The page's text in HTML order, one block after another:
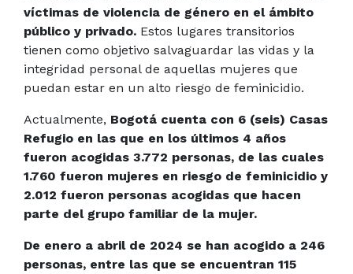
víctimas de violencia de género en el ámbito
público y privado. Estos lugares transitorios
tienen como objetivo salvaguardar las vidas y la
integridad personal de aquellas mujeres que
puedan estar en un alto riesgo de feminicidio.
Actualmente, Bogotá cuenta con 6 (seis) Casas
Refugio en las que en los últimos 4 años
fueron acogidas 3.772 personas, de las cuales
1.760 fueron mujeres en riesgo de feminicidio y
2.012 fueron personas acogidas que hacen
parte del grupo familiar de la mujer.
De enero a abril de 2024 se han acogido a 246
personas, entre las que se encuentran 115